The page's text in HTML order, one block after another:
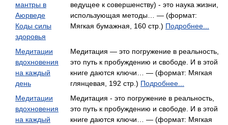
мантры в
Аюрведе
Коды силы
здоровья
ведущее к совершенству) - это наука жизни,
использующая методы… — (формат:
Мягкая бумажная, 160 стр.) Подробнее...
Медитации
вдохновения
на каждый
день
Медитация — это погружение в реальность,
это путь к пробуждению и свободе. И в этой
книге даются ключи… — (формат: Мягкая
глянцевая, 192 стр.) Подробнее...
Медитации
вдохновения
на каждый
Медитация - это погружение в реальность,
это путь к пробуждению и свободе. И в этой
книге даются ключи… — (формат: Мягкая